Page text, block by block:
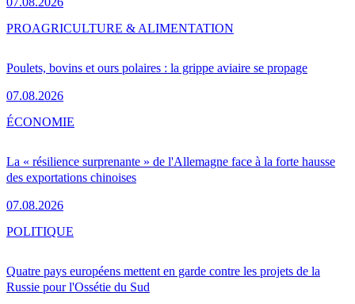
Poulets, bovins et ours polaires : la grippe aviaire se propage
07.08.2026
PROAGRICULTURE & ALIMENTATION
La « résilience surprenante » de l'Allemagne face à la forte hausse
des exportations chinoises
07.08.2026
ÉCONOMIE
Quatre pays européens mettent en garde contre les projets de la
Russie pour l'Ossétie du Sud
POLITIQUE